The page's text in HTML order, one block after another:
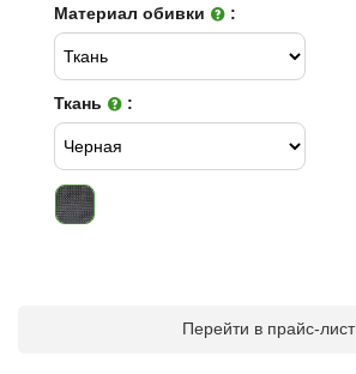
Материал обивки :
Ткань :
Перейти в прайс-лист